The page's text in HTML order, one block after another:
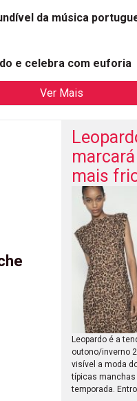
da música
e celebra com euforia
Ver Mais
mais
Leopardo é a
outono/inverno
visível a moda
típicas manchas
temporada.